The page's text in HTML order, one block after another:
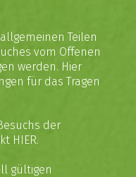
Teilen
vom Offenen
werden. Hier
für das Tragen
der
HIER.
gültigen